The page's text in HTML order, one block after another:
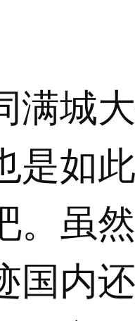
满城
是如
。虽
国内